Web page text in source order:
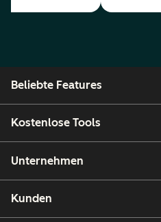
Beliebte Features
Kostenlose Tools
Unternehmen
Kunden